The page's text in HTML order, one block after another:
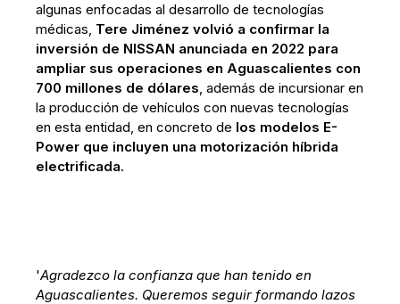
algunas enfocadas al desarrollo de tecnologías
médicas, Tere Jiménez volvió a confirmar la
inversión de NISSAN anunciada en 2022 para
ampliar sus operaciones en Aguascalientes con
700 millones de dólares, además de incursionar en
la producción de vehículos con nuevas tecnologías
en esta entidad, en concreto de los modelos E-
Power que incluyen una motorización híbrida
electrificada.
'Agradezco la confianza que han tenido en
Aguascalientes. Queremos seguir formando lazos